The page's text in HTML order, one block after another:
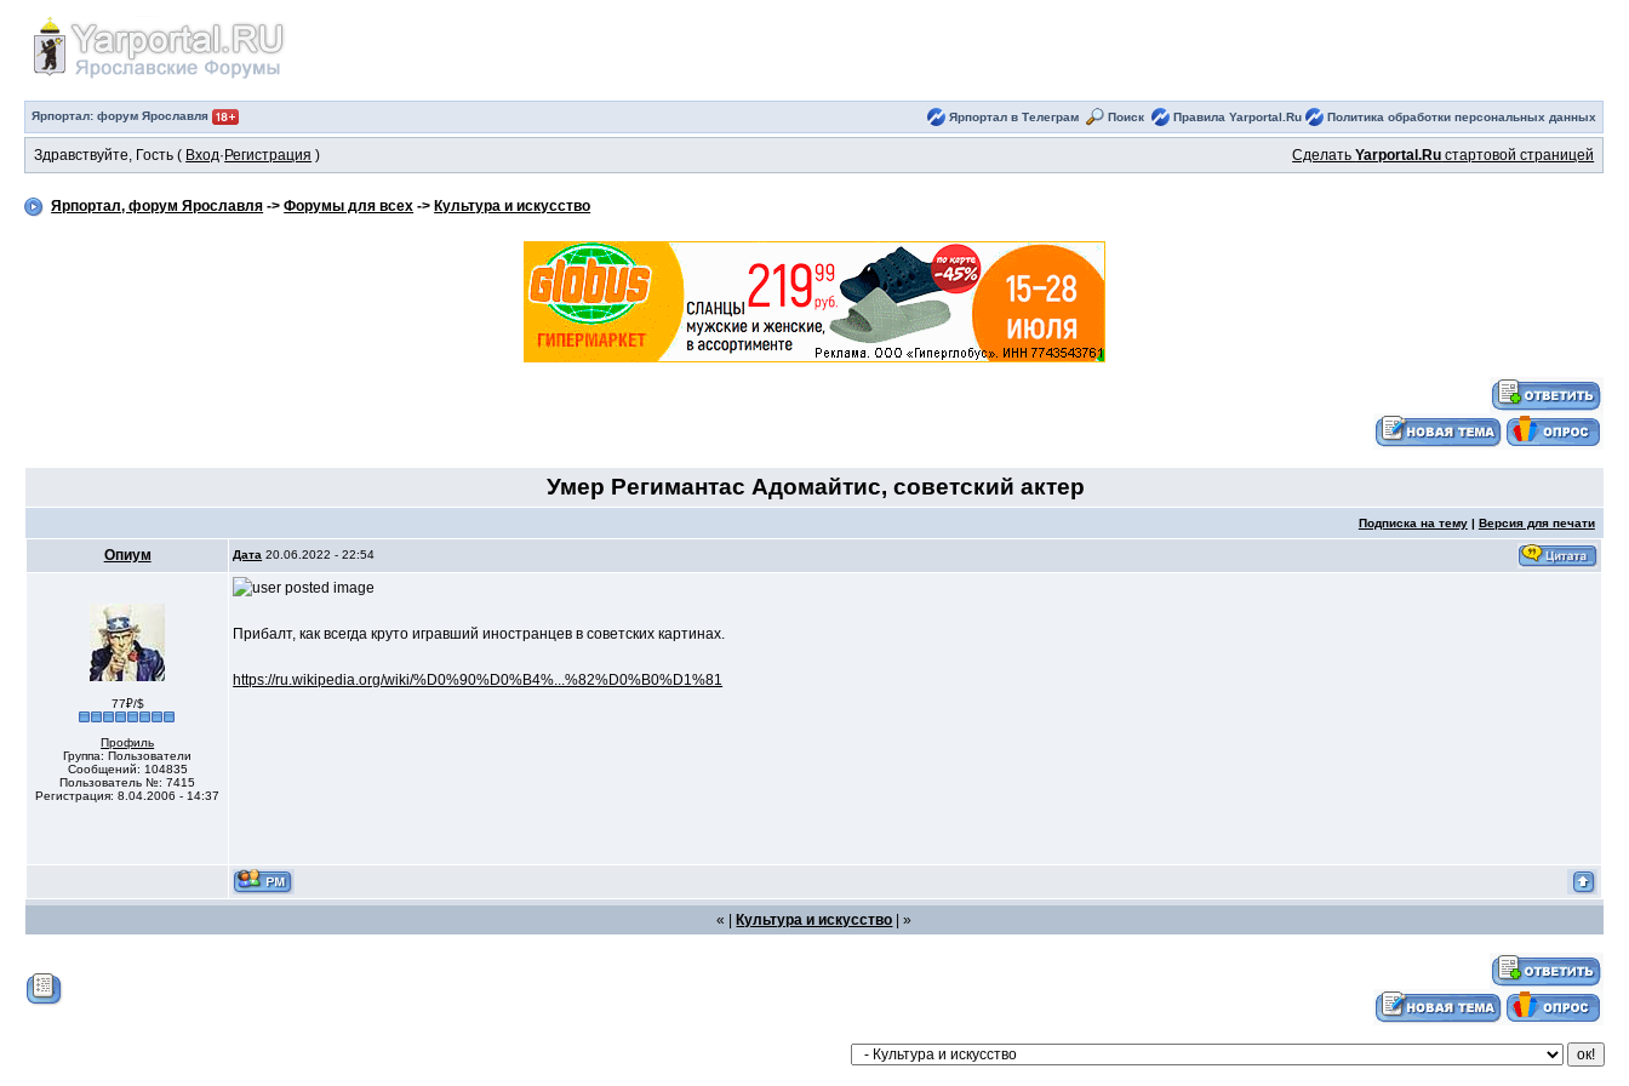
Ярпортал: форум Ярославля Ярпортал в Телеграм Поиск Правила Yarportal.Ru Политика обработки персональных данных
Здравствуйте, Гость ( Вход· Регистрация ) СделатьYarportal.Ru стартовой страницей
Ярпортал, форум Ярославля ->Форумы для всех -> Культура и искусство
Умер Регимантас Адомайтис, советский актер
Подписка на тему| Версия для печати
Опиум Дата 20.06.2022 - 22:54
77₽/$
Профиль
Группа: Пользователи
Сообщений: 104835
Пользователь №: 7415
Регистрация: 8.04.2006 - 14:37
Прибалт, как всегда круто игравший иностранцев в советских картинах.
https://ru.wikipedia.org/wiki/%D0%90%D0%B4%...%82%D0%B0%D1%81
« | Культура и искусство | »